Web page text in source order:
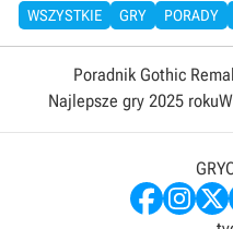
WSZYSTKIE GRY PORADY
Poradnik Gothic
Najlepsze gry 2025 roku